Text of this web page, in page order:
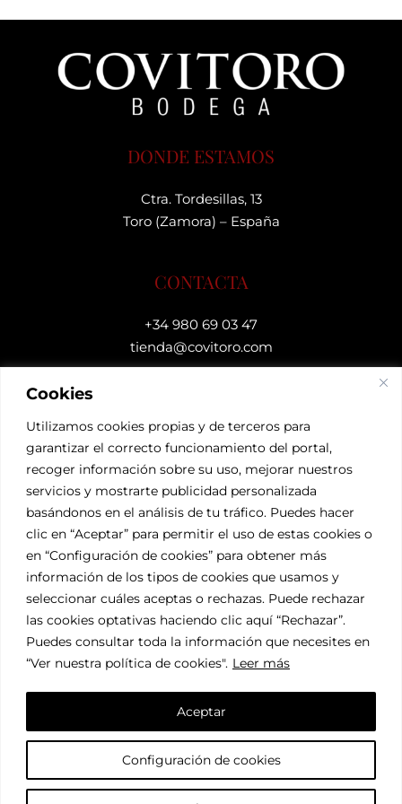
Cookies
Utilizamos cookies propias y de terceros para
garantizar el correcto funcionamiento del portal,
recoger información sobre su uso, mejorar nuestros
servicios y mostrarte publicidad personalizada
basándonos en el análisis de tu tráfico. Puedes hacer
clic en “Aceptar” para permitir el uso de estas cookies o
en “Configuración de cookies” para obtener más
información de los tipos de cookies que usamos y
seleccionar cuáles aceptas o rechazas. Puede rechazar
las cookies optativas haciendo clic aquí “Rechazar”.
Puedes consultar toda la información que necesites en
“Ver nuestra política de cookies". Leer más
Configuración de cookies
Aceptar
DONDE ESTAMOS
Ctra. Tordesillas, 13
Toro (Zamora) – España
CONTACTA
+34 980 69 03 47
tienda@covitoro.com
Accede a nuestros
Certificados
SÍGUENOS
© COVITORO
Información Legal
Política de Privacidad
Política de Cookies
Términos y Condiciones